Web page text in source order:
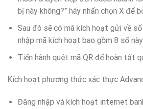
bị này không?” hãy nhấn chọn X để
Sau đó sẽ có mã kích hoạt gửi về
nhập mã kích hoạt bao gồm 8 số
Tiến hành quét mã QR để hoàn tất
Kích hoạt phương thức xác thực
Đăng nhập và kích hoạt internet